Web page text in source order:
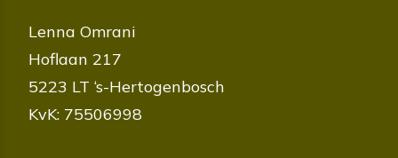
Lenna Omrani
Hoflaan 217
5223 LT ‘s-Hertogenbosch
KvK: 75506998